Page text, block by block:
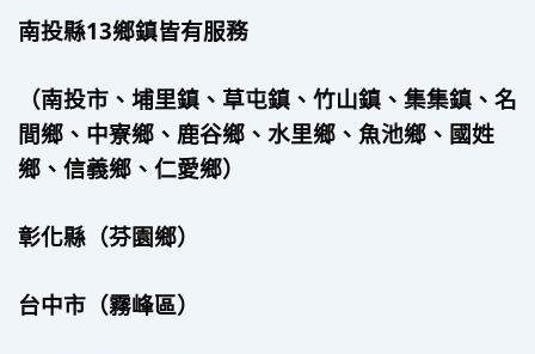
南投縣13鄉鎮皆有服務
（南投市、埔里鎮、草屯鎮、竹山鎮、集集鎮、名
間鄉、中寮鄉、鹿谷鄉、水里鄉、魚池鄉、國姓
鄉、信義鄉、仁愛鄉）
彰化縣（芬園鄉）
台中市（霧峰區）